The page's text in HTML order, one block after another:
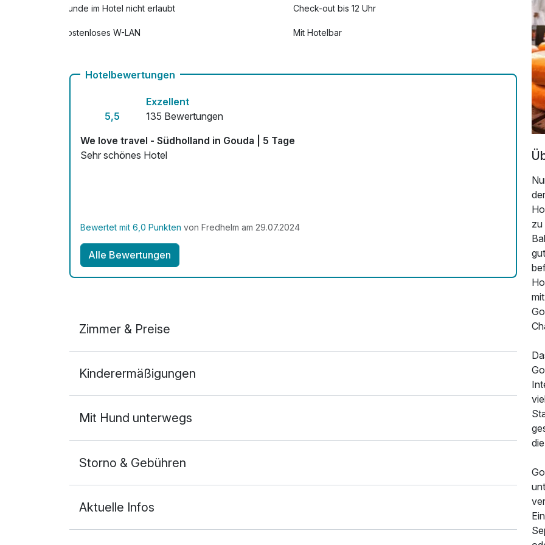
Hunde im Hotel nicht erlaubt Check-out bis 12 Uhr
Kostenloses W-LAN Mit Hotelbar
Hotelbewertungen
5,5
Exzellent
135 Bewertungen
We love travel - Südholland in Gouda | 5 Tage
Sehr schönes Hotel
Bewertet mit 6,0 Punkten von Fredhelm am 29.07.2024
Alle Bewertungen
Zimmer & Preise
2 Erwachsene
Kinderermäßigungen
Mit Hund unterwegs
Storno & Gebühren
Aktuelle Infos
zu